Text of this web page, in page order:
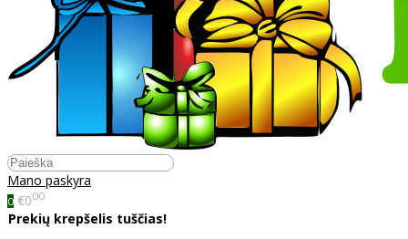
Mano paskyra
0 €000
Prekių krepšelis tuščias!